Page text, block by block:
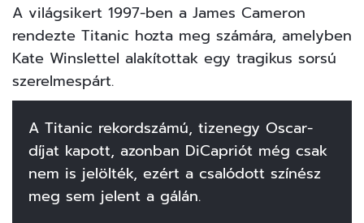
A világsikert 1997-ben a James Cameron
rendezte Titanic hozta meg számára, amelyben
Kate Winslettel alakítottak egy tragikus sorsú
szerelmespárt.
A Titanic rekordszámú, tizenegy Oscar-
díjat kapott, azonban DiCapriót még csak
nem is jelölték, ezért a csalódott színész
meg sem jelent a gálán.